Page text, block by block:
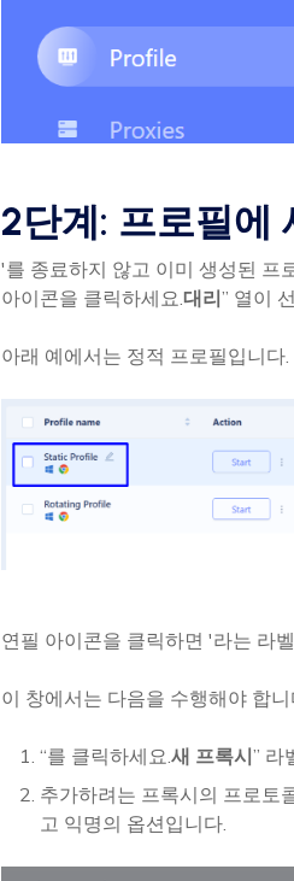
2단계: 프로필에
'를 종료하지 않고 이미 생성된 프
아이콘을 클릭하세요. 대리” 열이
아래 예에서는 정적 프로필입니다.
연필 아이콘을 클릭하면 '라는 라
이 창에서는 다음을 수행해야 합니
“를 클릭하세요. 새 프록시” 라
추가하려는 프록시의 프로토
고 익명의 옵션입니다.